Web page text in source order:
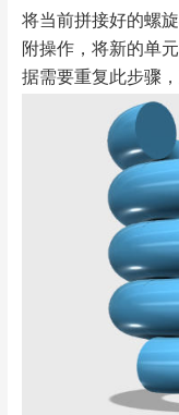
将当前拼接好的螺
附操作，将新的单
据需要重复此步骤